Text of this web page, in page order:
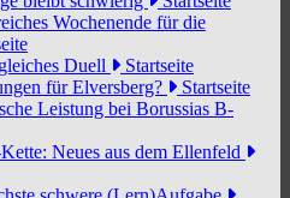
Wochenende für die
Duell
Startseite
für Elversberg?
Startseite
Leistung bei Borussias B-
Neues aus dem Ellenfeld